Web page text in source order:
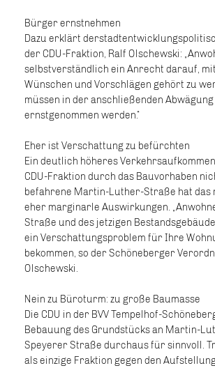
Bürger ernstnehmen
Dazu erklärt
der CDU-Fraktion, Ralf Olschewski:
selbstverständlich ein Anrecht darauf,
Wünschen und Vorschlägen gehört zu
müssen in der anschließenden Abwägung
ernstgenommen werden.“
Eher ist Verschattung zu befürchten
Ein deutlich höheres
CDU-Fraktion durch das Bauvorhaben
befahrene Martin-Luther-Straße hat das
eher marginarle Auswirkungen.
Straße und des jetzigen
ein Verschattungsproblem für Ihre
bekommen, so der Schöneberger
Olschewski.
Nein zu Büroturm: zu große Baumasse
Die CDU in der BVV Tempelhof-
Bebauung des Grundstücks an Martin-
Speyerer Straße durchaus für sinnvoll.
als einzige Fraktion gegen den